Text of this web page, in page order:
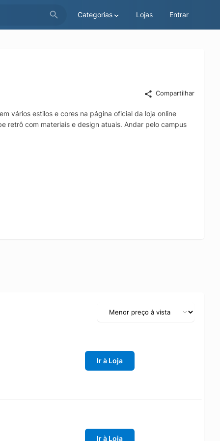
Categorias Lojas Entrar
Compartilhar
vários estilos e cores na página oficial da loja online
retrô com materiais e design atuais. Andar pelo campus
Ir à Loja
Ir à Loja